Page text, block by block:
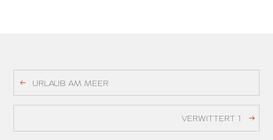
URLAUB AM MEER
VERWITTERT 1